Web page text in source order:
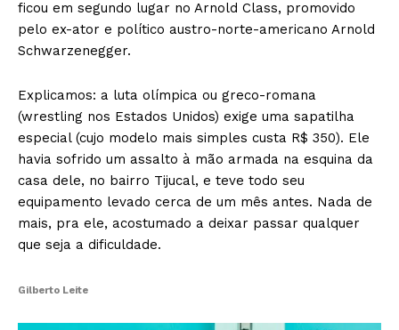
ficou em segundo lugar no Arnold Class, promovido
pelo ex-ator e político austro-norte-americano Arnold
Schwarzenegger.
Explicamos: a luta olímpica ou greco-romana
(wrestling nos Estados Unidos) exige uma sapatilha
especial (cujo modelo mais simples custa R$ 350). Ele
havia sofrido um assalto à mão armada na esquina da
casa dele, no bairro Tijucal, e teve todo seu
equipamento levado cerca de um mês antes. Nada de
mais, pra ele, acostumado a deixar passar qualquer
que seja a dificuldade.
Gilberto Leite